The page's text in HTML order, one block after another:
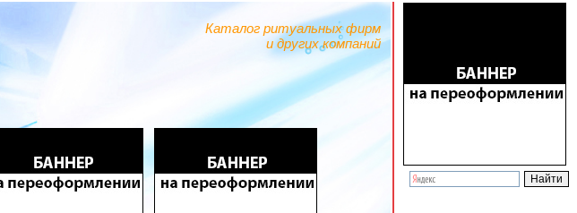
Каталог ритуальных фирм
и других компаний